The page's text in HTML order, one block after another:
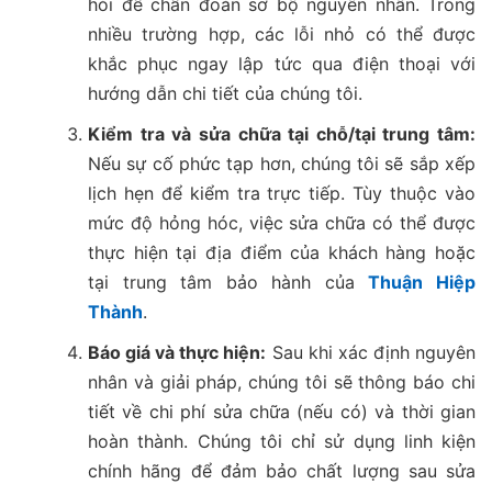
hỏi để chẩn đoán sơ bộ nguyên nhân. Trong
nhiều trường hợp, các lỗi nhỏ có thể được
khắc phục ngay lập tức qua điện thoại với
hướng dẫn chi tiết của chúng tôi.
Kiểm tra và sửa chữa tại chỗ/tại trung tâm:
Nếu sự cố phức tạp hơn, chúng tôi sẽ sắp xếp
lịch hẹn để kiểm tra trực tiếp. Tùy thuộc vào
mức độ hỏng hóc, việc sửa chữa có thể được
thực hiện tại địa điểm của khách hàng hoặc
tại trung tâm bảo hành củaThuận Hiệp
Thành.
Báo giá và thực hiện: Sau khi xác định nguyên
nhân và giải pháp, chúng tôi sẽ thông báo chi
tiết về chi phí sửa chữa (nếu có) và thời gian
hoàn thành. Chúng tôi chỉ sử dụng linh kiện
chính hãng để đảm bảo chất lượng sau sửa